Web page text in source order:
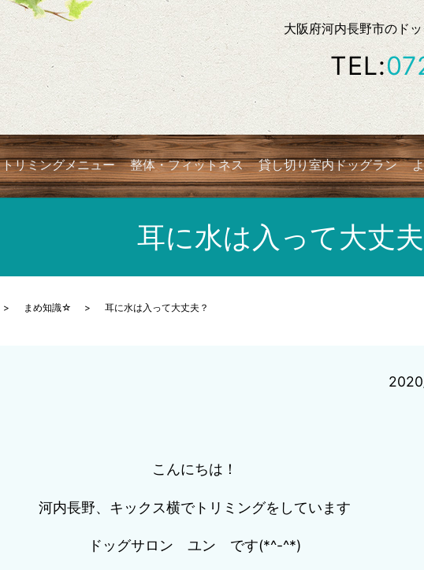
大阪府河内長野市のド
TEL:
トリミングメニュー 整体・フィットネス 貸し切り室内ドッグラン
耳に水は入って大丈
まめ知識☆ 耳に水は入って大丈夫？
こんにちは！
河内長野、キックス横でトリミングをしています
ドッグサロン ユン です(*^-^*)